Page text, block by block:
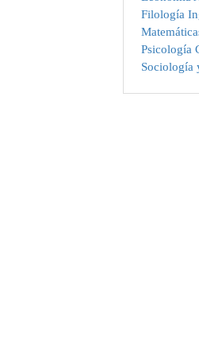
Filología
Psicología
Sociología